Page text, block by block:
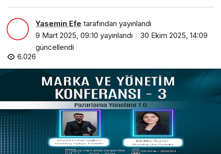
Yasemin Efe tarafından yayınlandı
9 Mart 2025, 09:10 yayınlandı
30 Ekim 2025, 14:09
güncellendi
6.026